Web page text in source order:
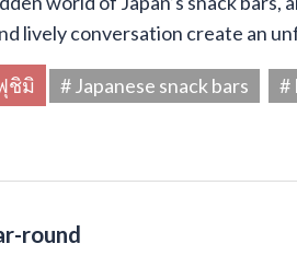
lively conversation create an
ชิมิ # Japanese snack bars #
round